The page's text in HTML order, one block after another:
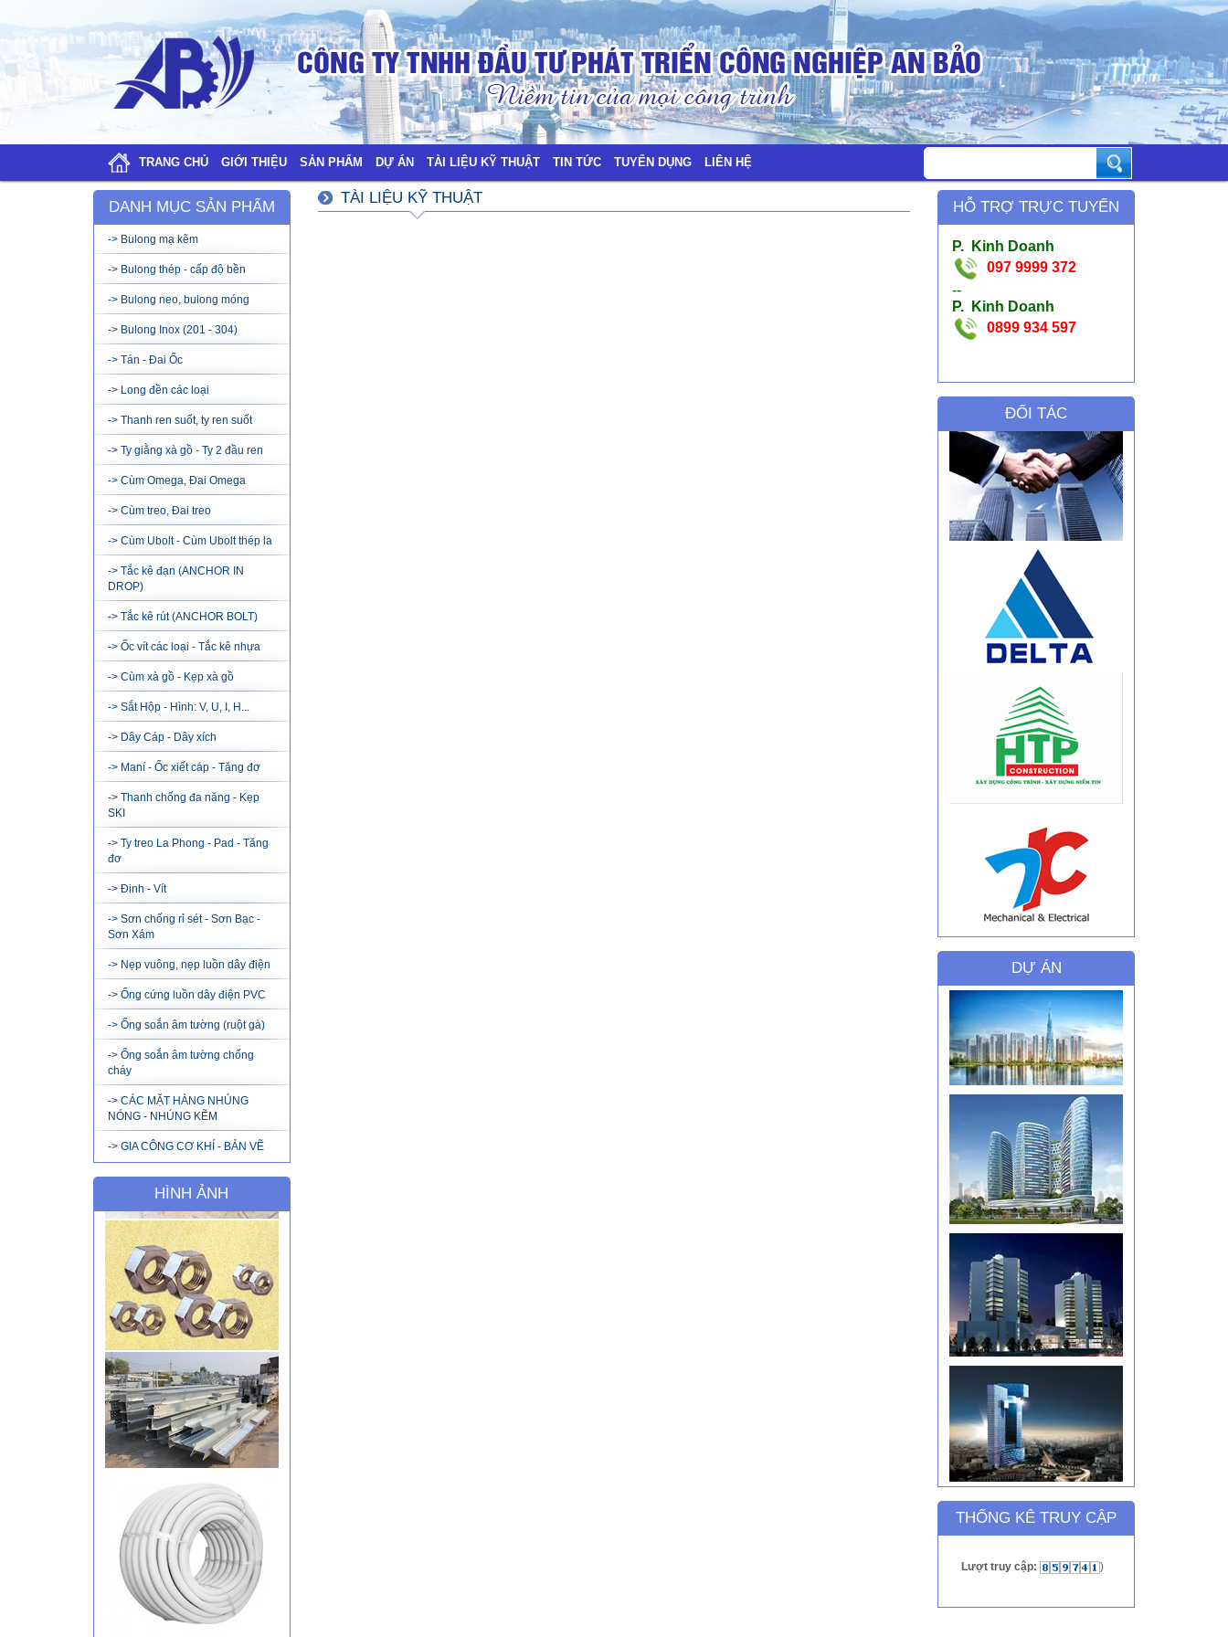
TRANG CHỦ GIỚI THIỆU SẢN PHẨM DỰ ÁN TÀI LIỆU KỸ THUẬT TIN TỨC TUYỂN DỤNG LIÊN HỆ
DANH MỤC SẢN PHẨM
-> Bulong mạ kẽm
-> Bulong thép - cấp độ bền
-> Bulong neo, bulong móng
-> Bulong Inox (201 - 304)
-> Tán - Đai Ốc
-> Long đền các loại
-> Thanh ren suốt, ty ren suốt
-> Ty giằng xà gồ - Ty 2 đầu ren
-> Cùm Omega, Đai Omega
-> Cùm treo, Đai treo
-> Cùm Ubolt - Cùm Ubolt thép la
-> Tắc kê đạn (ANCHOR IN
DROP)
-> Tắc kê rút (ANCHOR BOLT)
-> Ốc vít các loại - Tắc kê nhựa
-> Cùm xà gồ - Kẹp xà gồ
-> Sắt Hộp - Hình: V, U, I, H...
-> Dây Cáp - Dây xích
-> Maní - Ốc xiết cáp - Tăng đơ
-> Thanh chống đa năng - Kẹp
SKI
-> Ty treo La Phong - Pad - Tăng
đơ
-> Đinh - Vít
-> Sơn chống rỉ sét - Sơn Bạc -
Sơn Xám
-> Nẹp vuông, nẹp luồn dây điện
-> Ống cứng luồn dây điện PVC
-> Ống soắn âm tường (ruột gà)
-> Ống soắn âm tường chống
cháy
-> CÁC MẶT HÀNG NHÚNG
NÓNG - NHÚNG KẼM
-> GIA CÔNG CƠ KHÍ - BẢN VẼ
HÌNH ẢNH
TÀI LIỆU KỸ THUẬT
HỖ TRỢ TRỰC TUYẾN
P. Kinh Doanh
097 9999 372
--
P. Kinh Doanh
0899 934 597
ĐỐI TÁC
DỰ ÁN
THỐNG KÊ TRUY CẬP
Lượt truy cập: )